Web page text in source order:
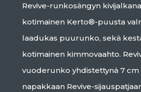
Revive-runkosängyn
kotimainen Kerto®-puusta
laadukas puurunko, sekä
kotimainen kimmovaahto.
vuoderunko yhdistettynä 7
napakkaan Revive-